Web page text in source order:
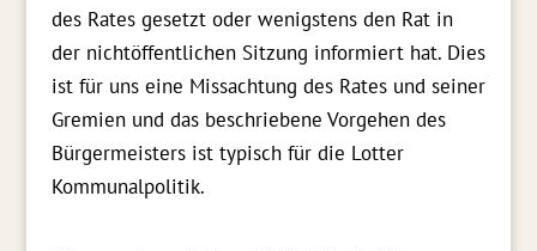
des Rates gesetzt oder wenigstens den Rat in
der nichtöffentlichen Sitzung informiert hat. Dies
ist für uns eine Missachtung des Rates und seiner
Gremien und das beschriebene Vorgehen des
Bürgermeisters ist typisch für die Lotter
Kommunalpolitik.